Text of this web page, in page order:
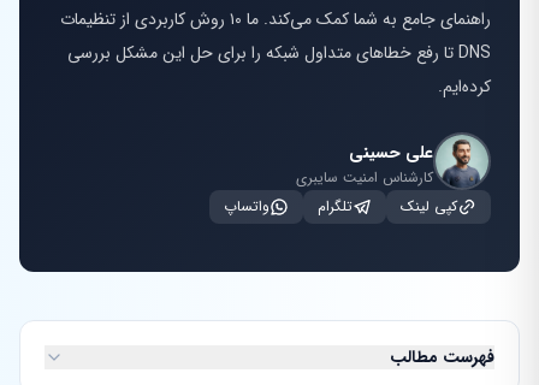
راهنمای جامع به شما کمک می‌کند. ما ۱۰ روش کاربردی از تنظیمات
DNS تا رفع خطاهای متداول شبکه را برای حل این مشکل بررسی
کرده‌ایم.
علی حسینی
کارشناس امنیت سایبری
کپی لینک
تلگرام واتساپ
فهرست مطالب